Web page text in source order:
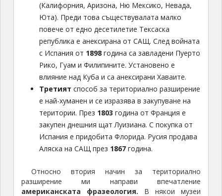
(Калифорния, Аризона, Ню Мексико, Невада,
Юта). Преди това съществувалата малко
повече от едно десетилетие Тексаска
република е анексирана от САЩ. След войната
с Испания от 1898година са завладени Пуерто
Рико, Гуам и Филипините. Установено е
влияние над Куба и са анексирани Хаваите.
Третият способ за териториално разширение
е най-хуманен и се изразява в закупуване на
територии. През 1803 година от Франция е
закупен днешния щат Луизиана. С покупка от
Испания е придобита Флорида. Русия продава
Аляска на САЩ през 1867година.
Относно втория начин за териториално
разширение ми направи впечатление
американската фразеология. В някои музеи